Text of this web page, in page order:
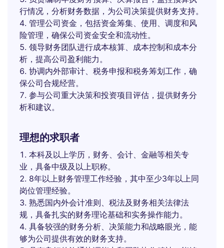
行情况，分析财务数据，为公司决策提供财务支持。
管理公司资金，包括资金筹集、使用、调度和风
险管理，确保公司资金安全和流动性。
领导财务团队进行成本核算、成本控制和成本分
析，提高公司盈利能力。
协调内外部审计、税务申报和税务筹划工作，确
保公司合规经营。
参与公司重大决策和投资项目评估，提供财务分
析和建议。
理想的求职者
本科及以上学历，财务、会计、金融等相关专
业，具备中级及以上职称。
8年以上财务管理工作经验，其中至少3年以上同
岗位管理经验。
熟悉国内外会计准则、税法及财务相关法律法
规，具备扎实的财务理论基础和实务操作能力。
具备较强的财务分析、决策能力和战略眼光，能
够为公司提供有效的财务支持。